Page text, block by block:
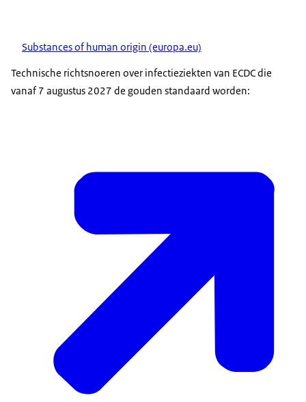
Substances of human origin (europa.eu)
Technische richtsnoeren over infectieziekten van ECDC die
vanaf 7 augustus 2027 de gouden standaard worden: